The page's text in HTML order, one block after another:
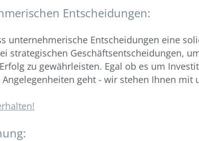
Entscheidungen:
unternehmerische Entscheidungen eine
strategischen Geschäftsentscheidungen,
zu gewährleisten. Egal ob es um
geht - wir stehen Ihnen mit